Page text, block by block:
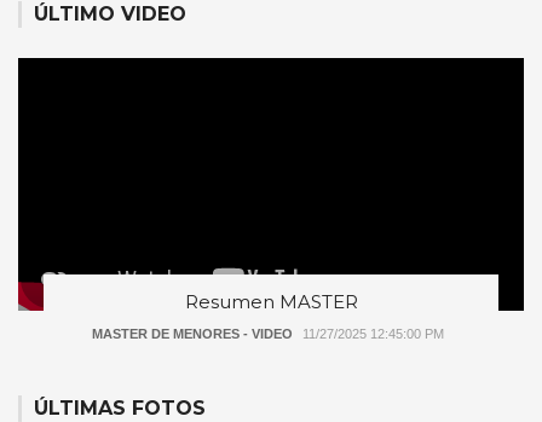
ÚLTIMO VIDEO
Resumen MASTER
MASTER DE MENORES - VIDEO 11/27/2025 12:45:00 PM
ÚLTIMAS FOTOS